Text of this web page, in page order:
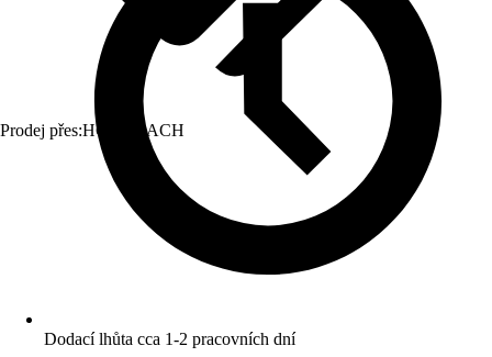
Prodej přes:HORNBACH
Dodací lhůta cca 1-2 pracovních dní